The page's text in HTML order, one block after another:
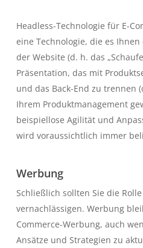
Headless-Technologie für E-
eine Technologie, die es
der Website (d. h. das
Präsentation, das mit
und das Back-End zu trennen
Ihrem Produktmanagement
beispiellose Agilität und
wird voraussichtlich immer
Werbung
Schließlich sollten Sie die
vernachlässigen. Werbung
Commerce-Werbung, auch
Ansätze und Strategien zu